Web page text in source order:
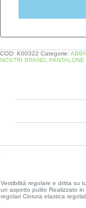
COD: K00322 Categorie:
NOSTRI BRAND, PANTALONE
Vestibilità regolare e dritta su
un aspetto pulito Realizzato
regolari Cintura elastica